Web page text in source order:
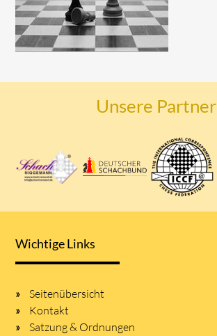
Unsere Partner
Wichtige Links
Seitenübersicht
Kontakt
Satzung & Ordnungen